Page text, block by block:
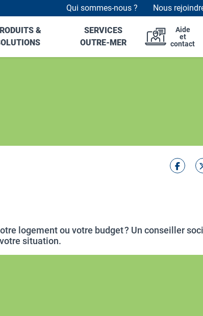
Header top links
Qui sommes-nous ? Nous
&
SERVICES
OUTRE-MER
Aide
et
contact
logement ou votre budget ? Un conseiller
situation.